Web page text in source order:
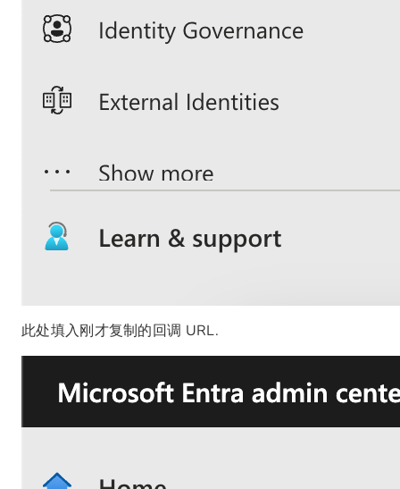
此处填入刚才复制的回调 URL.